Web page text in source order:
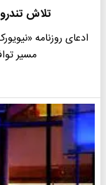
تلاش
ادعای روزنامه
مسیر